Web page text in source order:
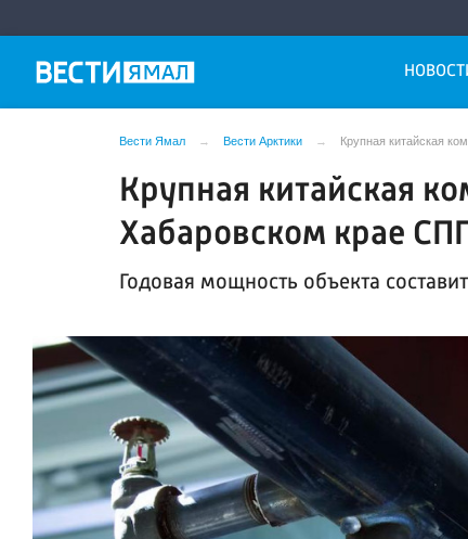
Вести Ямал Вести Арктики Крупная китайская
Крупная китайская
Хабаровском крае
Годовая мощность объекта